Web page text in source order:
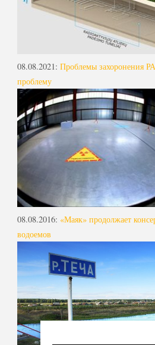
08.08.2021: Проблемы захоронения
проблему
08.08.2016: «Маяк» продолжает
водоемов